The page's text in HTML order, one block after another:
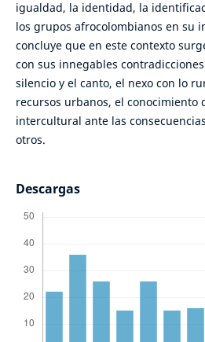
igualdad, la identidad, la
los grupos afrocolombianos en su
concluye que en este contexto
con sus innegables
silencio y el canto, el nexo con lo
recursos urbanos, el conocimiento
intercultural ante las
otros.
Descargas